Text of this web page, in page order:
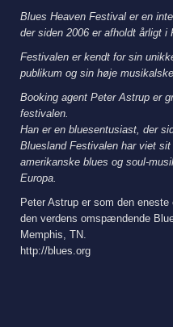
Blues Heaven Festival er en
der siden 2006 er afholdt årligt i
Festivalen er kendt for sin
publikum og sin høje
Booking agent Peter Astrup er
festivalen.
Han er en bluesentusiast, der
Bluesland Festivalen har viet
amerikanske blues og soul-
Europa.
Peter Astrup er som den
den verdens omspændende
Memphis, TN.
http://blues.org